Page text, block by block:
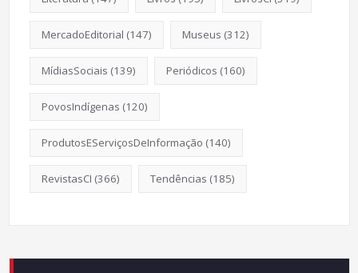
MercadoEditorial (147) Museus (312)
MídiasSociais (139) Periódicos (160)
PovosIndígenas (120)
ProdutosEServiçosDeInformação (140)
RevistasCI (366) Tendências (185)